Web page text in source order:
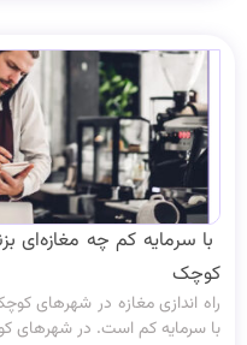
کوچک
راه‌ اندازی مغازه در شهرهای
با سرمایه کم است. در شهرهای